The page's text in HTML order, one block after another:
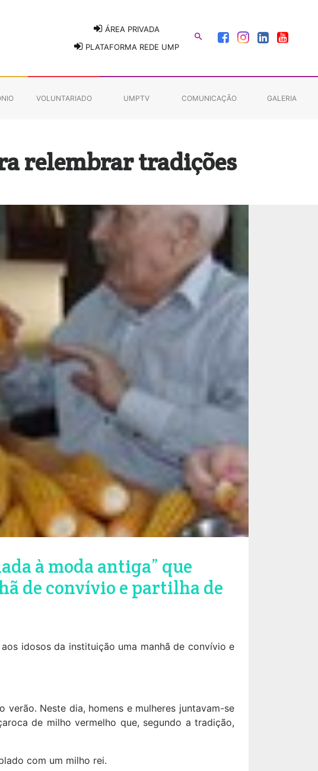
ÁREA PRIVADA
PLATAFORMA REDE UMP

VOLUNTARIADO UMPTV COMUNICAÇÃO GALERIA
relembrar tradições
à moda antiga” que
de convívio e partilha de
idosos da instituição uma manhã de convívio e
Neste dia, homens e mulheres juntavam-se
de milho vermelho que, segundo a tradição,
com um milho rei.